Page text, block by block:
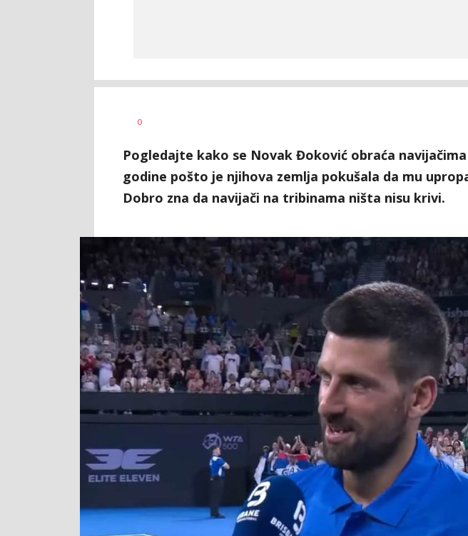
0
Pogledajte kako se Novak Đoković obraća
godine pošto je njihova zemlja pokušala da mu
Dobro zna da navijači na tribinama ništa nisu krivi.